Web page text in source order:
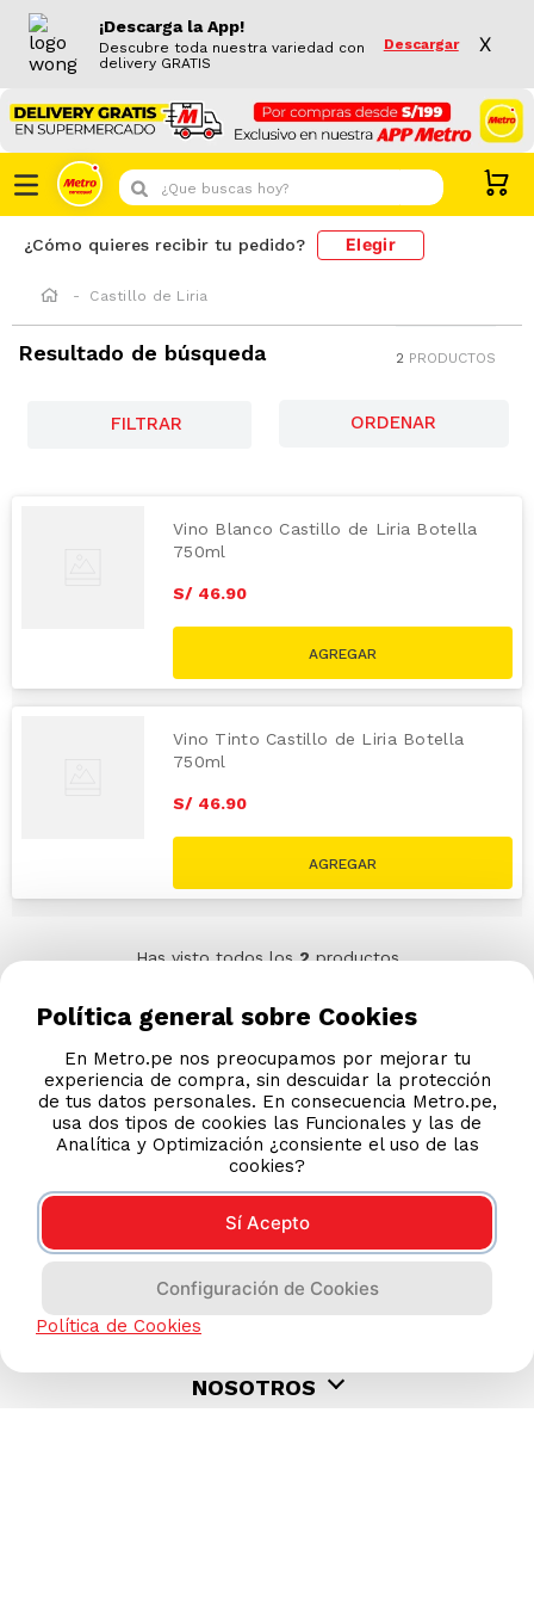
¡Descarga la App!
Descubre toda nuestra variedad con
delivery GRATIS
Descargar X
¿Que buscas hoy?
¿Cómo quieres recibir tu pedido? Elegir
Castillo de Liria
Resultado de búsqueda 2 PRODUCTOS
FILTRAR
Vino Blanco Castillo de Liria Botella
750ml
S/ 46.90
Vino Tinto Castillo de Liria Botella
750ml
S/ 46.90
Has visto todos los2productos
AYUDA CALLCENTER
(511) 613-8888
TIENDAS ONLINE
NOSOTROS
Política general sobre Cookies
En Metro.pe nos preocupamos por mejorar tu
experiencia de compra, sin descuidar la protección
de tus datos personales. En consecuencia Metro.pe,
usa dos tipos de cookies las Funcionales y las de
Analítica y Optimización ¿consiente el uso de las
cookies?
Sí Acepto
Configuración de Cookies
Política de Cookies